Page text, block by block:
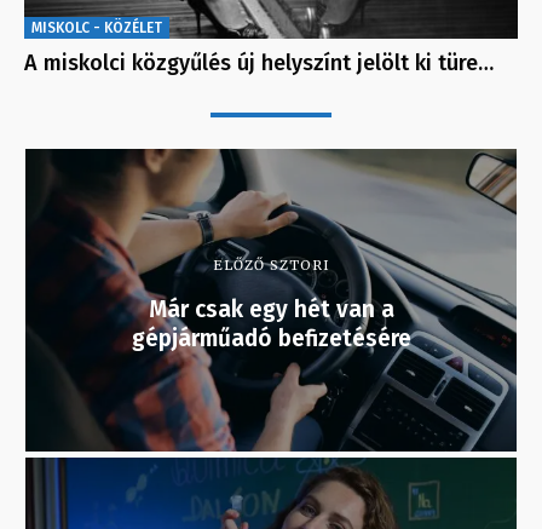
MISKOLC - KÖZÉLET
A miskolci közgyűlés új helyszínt jelölt ki türe…
ELŐZŐ SZTORI
Már csak egy hét van a
gépjárműadó befizetésére